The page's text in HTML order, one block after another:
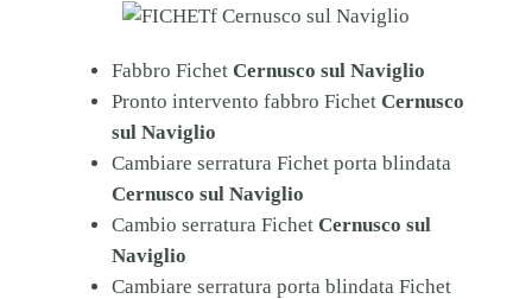
Fabbro FichetCernusco sul Naviglio
Pronto intervento fabbro FichetCernusco
sul Naviglio
Cambiare serratura Fichet porta blindata
Cernusco sul Naviglio
Cambio serratura FichetCernusco sul
Naviglio
Cambiare serratura porta blindata Fichet